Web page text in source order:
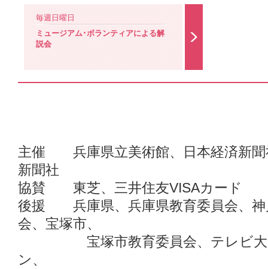
毎週日曜日
ミュージアム･ボランティアによる解
説会
主催 兵庫県立美術館、日本経済新聞
新聞社
協賛 東芝、三井住友VISAカード
後援 兵庫県、兵庫県教育委員会、神
会、宝塚市、
宝塚市教育委員会、テレビ大阪
ン、